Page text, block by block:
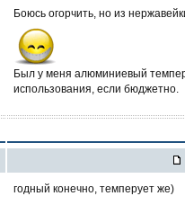
Боюсь огорчить, но из
Был у меня алюминиевый
использования, если бюджетно.
годный конечно, темперует же)